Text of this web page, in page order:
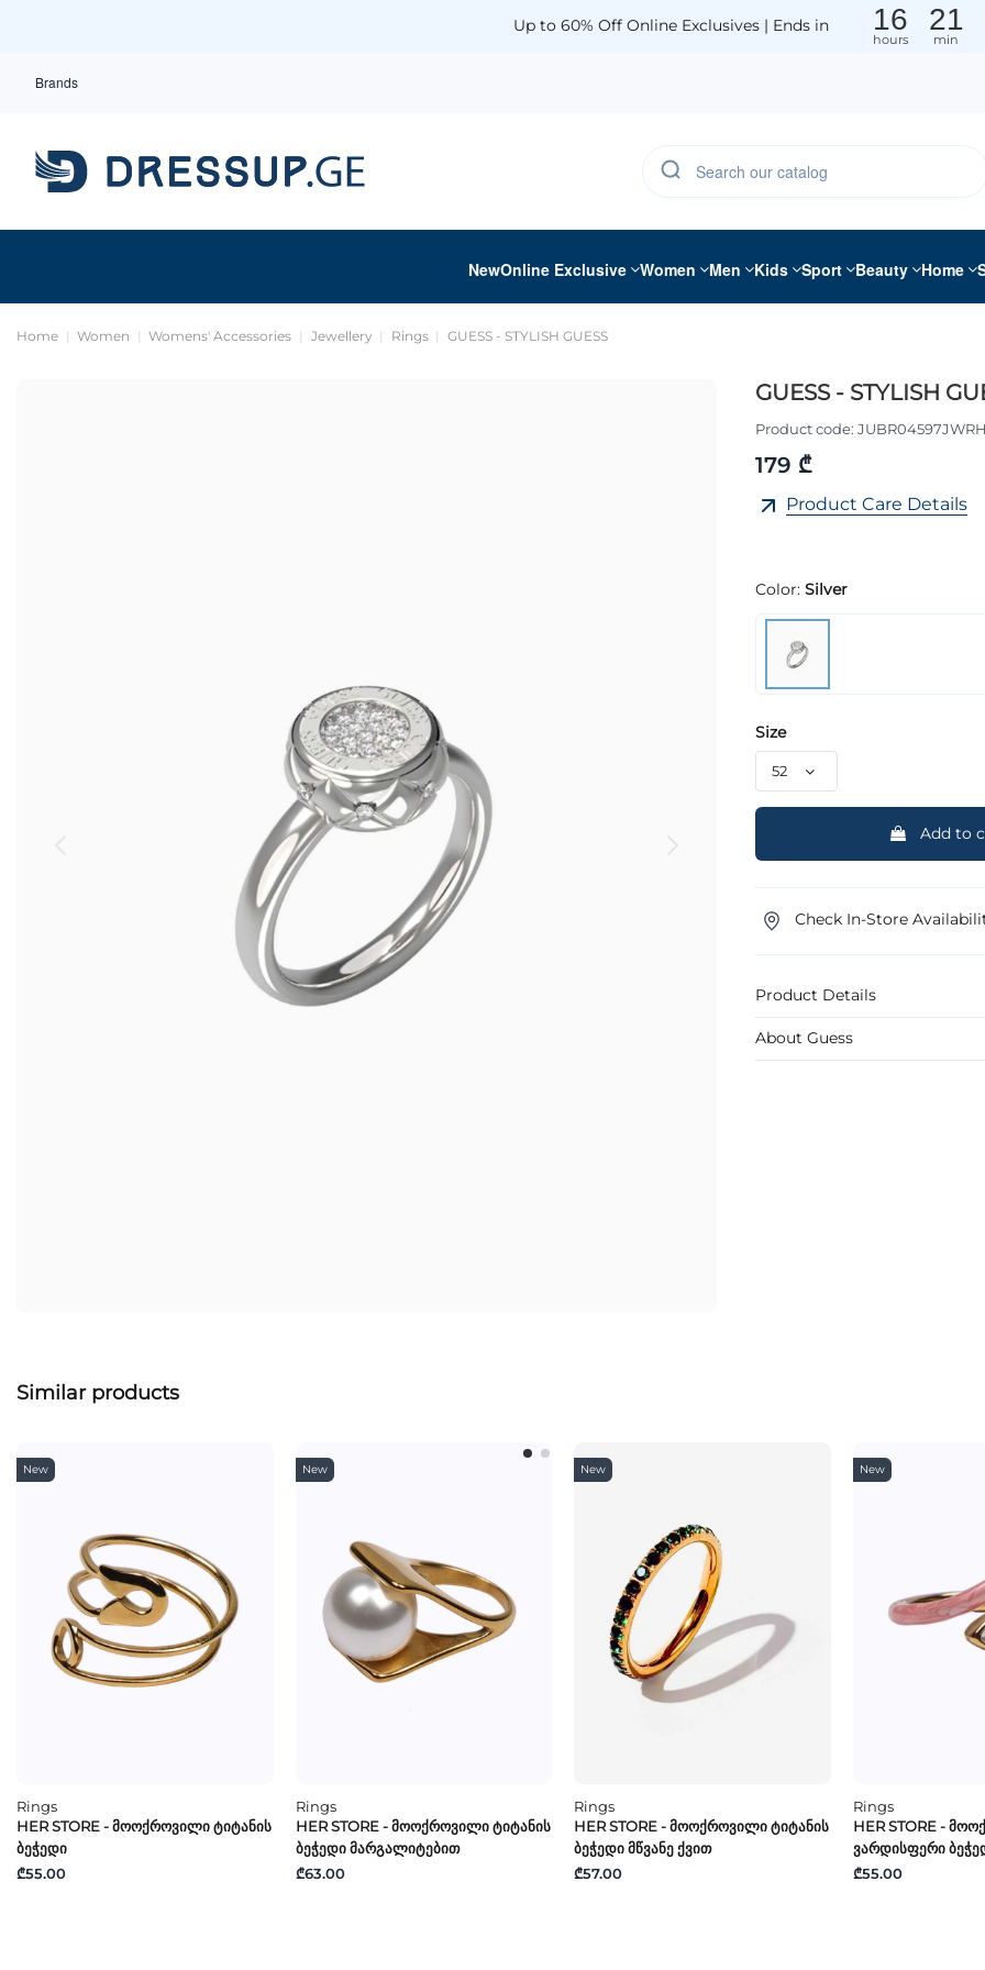
Up to 60% Off Online Exclusives | Ends in 16
hours
21
min
Brands
NewOnline Exclusive Women Men Kids Sport Beauty Home
Home Women Womens' Accessories Jewellery Rings GUESS - STYLISH GUESS
GUESS - STYLISH
Product code: JUBR04597JWRH
179 ₾
Product Care Details
Color: Silver
Size
Add to
Check In-Store
Product Details
About Guess
Similar products
New
Rings
HER STORE - Მოოქროვილი Ტიტანის
Ბეჭედი
₾55.00
New
Rings
HER STORE - Მოოქროვილი Ტიტანის
Ბეჭედი Მარგალიტებით
₾63.00
New
Rings
HER STORE - Მოოქროვილი Ტიტანის
Ბეჭედი Მწვანე Ქვით
₾57.00
New
Rings
HER STORE -
Ვარდისფერი
₾55.00